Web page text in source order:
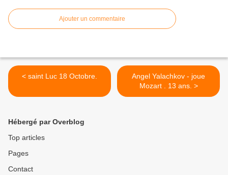
Ajouter un commentaire
< saint Luc 18 Octobre.
Angel Yalachkov - joue
Mozart . 13 ans. >
Hébergé par Overblog
Top articles
Pages
Contact